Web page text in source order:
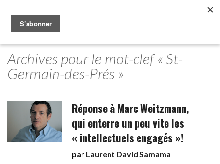
Archives pour le mot-clef « St-
Germain-des-Prés »
Réponse à Marc Weitzmann,
qui enterre un peu vite les
« intellectuels engagés »!
par Laurent David Samama